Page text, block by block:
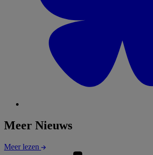
Meer Nieuws
Meer lezen